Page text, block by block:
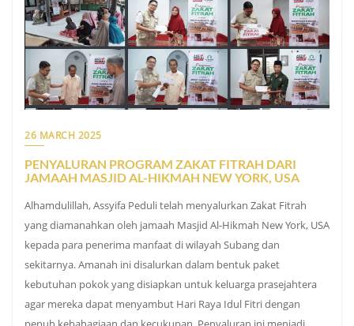
26 MARCH 2025
PENYALURAN PROGRAM ZAKAT FITRAH DARI
JAMAAH MASJID AL-HIKMAH NEW YORK, USA
Alhamdulillah, Assyifa Peduli telah menyalurkan Zakat Fitrah
yang diamanahkan oleh jamaah Masjid Al-Hikmah New York, USA
kepada para penerima manfaat di wilayah Subang dan
sekitarnya. Amanah ini disalurkan dalam bentuk paket
kebutuhan pokok yang disiapkan untuk keluarga prasejahtera
agar mereka dapat menyambut Hari Raya Idul Fitri dengan